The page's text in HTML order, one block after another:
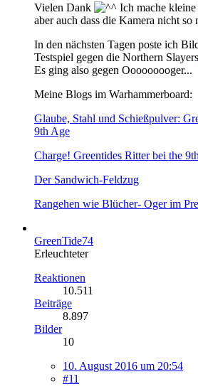
Vielen Dank
Ich mache
aber auch dass die Kamera nicht so
In den nächsten Tagen poste ich
Testspiel gegen die Northern Slayers
Es ging also gegen Ooooooooger...
Meine Blogs im Warhammerboard:
Glaube, Stahl und Schießpulver:
9th Age
Charge! Greentides Ritter bei the
Der Sandwich-Feldzug
Rangehen wie Blücher- Oger im
GreenTide74
Erleuchteter
Reaktionen
10.511
Beiträge
8.897
Bilder
10
10. August 2016 um 20:54
#11